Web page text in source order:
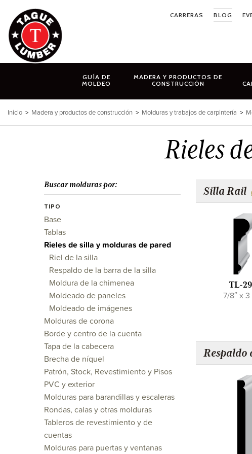
contenido
CARRERAS BLOG
GUÍA DE
MOLDEO
MADERA Y PRODUCTOS DE
CONSTRUCCIÓN
Inicio > Madera y productos de construcción > Molduras y trabajos de carpintería >
Rieles
Silla Rail
TL-
7/8″ x 3
Respaldo
Buscar molduras por:
TIPO
Base
Tablas
Rieles de silla y molduras de pared
Riel de la silla
Respaldo de la barra de la silla
Moldura de la chimenea
Moldeado de paneles
Moldeado de imágenes
Molduras de corona
Borde y centro de la cuenta
Tapa de la cabecera
Brecha de níquel
Patrón, Stock, Revestimiento y Pisos
PVC y exterior
Molduras para barandillas y escaleras
Rondas, calas y otras molduras
Tableros de revestimiento y de
cuentas
Molduras para puertas y ventanas